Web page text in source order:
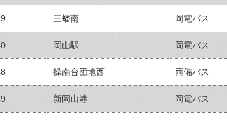
三蟠南 岡電バス
岡山駅 岡電バス
操南台団地西 両備バス
新岡山港 岡電バス